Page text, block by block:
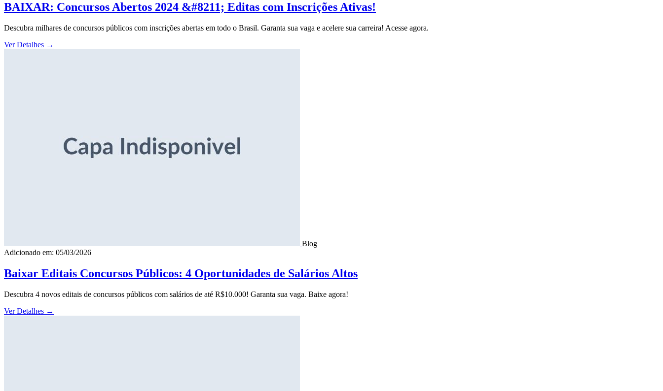
BAIXAR: Concursos Abertos 2024 &#8211; Editas com Inscrições Ativas!
Descubra milhares de concursos públicos com inscrições abertas em todo o Brasil. Garanta sua vaga e acelere sua carreira! Acesse agora.
Ver Detalhes →
Blog
Adicionado em: 05/03/2026
Baixar Editais Concursos Públicos: 4 Oportunidades de Salários Altos
Descubra 4 novos editais de concursos públicos com salários de até R$10.000! Garanta sua vaga. Baixe agora!
Ver Detalhes →